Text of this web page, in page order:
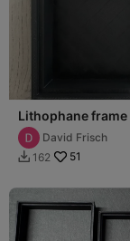
Lithophane
David Frisch
 162 51